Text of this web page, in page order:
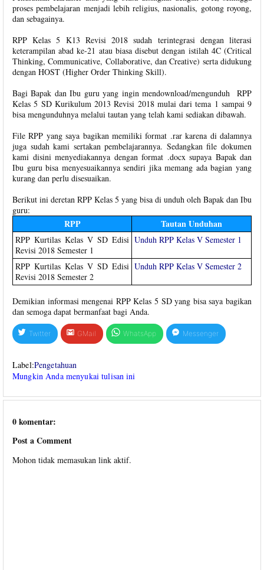
proses pembelajaran menjadi lebih religius, nasionalis, gotong royong,
dan sebagainya.
RPP Kelas 5 K13 Revisi 2018 sudah terintegrasi dengan literasi
keterampilan abad ke-21 atau biasa disebut dengan istilah 4C (Critical
Thinking, Communicative, Collaborative, dan Creative) serta didukung
dengan HOST (Higher Order Thinking Skill).
Bagi Bapak dan Ibu guru yang ingin mendownload/mengunduh RPP
Kelas 5 SD Kurikulum 2013 Revisi 2018 mulai dari tema 1 sampai 9
bisa mengunduhnya melalui tautan yang telah kami sediakan dibawah.
File RPP yang saya bagikan memiliki format .rar karena di dalamnya
juga sudah kami sertakan pembelajarannya. Sedangkan file dokumen
kami disini menyediakannya dengan format .docx supaya Bapak dan
Ibu guru bisa menyesuaikannya sendiri jika memang ada bagian yang
kurang dan perlu disesuaikan.
Berikut ini deretan RPP Kelas 5 yang bisa di unduh oleh Bapak dan Ibu
guru:
RPP Tautan Unduhan
RPP Kurtilas Kelas V SD Edisi
Revisi 2018 Semester 1
Unduh RPP Kelas V Semester 1
RPP Kurtilas Kelas V SD Edisi
Revisi 2018 Semester 2
Unduh RPP Kelas V Semester 2
Demikian informasi mengenai RPP Kelas 5 SD yang bisa saya bagikan
dan semoga dapat bermanfaat bagi Anda.
Twitter GMail WhatsApp Messenger
Label:Pengetahuan
Mungkin Anda menyukai tulisan ini
0 komentar:
Post a Comment
Mohon tidak memasukan link aktif.